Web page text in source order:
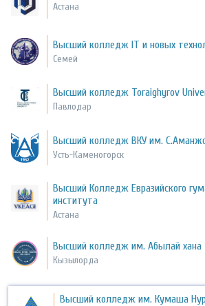
Астана
Высший колледж IT и новых
Семей
Высший колледж Toraighyrov
Павлодар
Высший колледж ВКУ им.
Усть-Каменогорск
Высший Колледж Евразийского
института
Астана
Высший колледж им. Абылай хана
Кызылорда
Высший колледж им. Кумаша